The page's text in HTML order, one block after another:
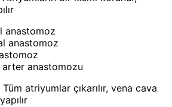
anastomoz
anastomoz
arter anastomozu
Tüm atriyumlar çıkarılır, vena cava